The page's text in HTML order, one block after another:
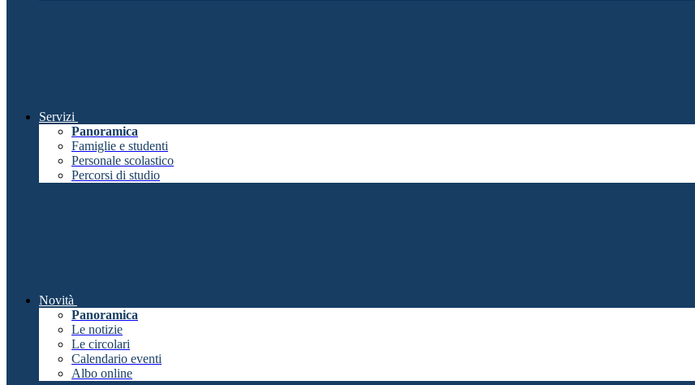
Servizi
Panoramica
Famiglie e studenti
Personale scolastico
Percorsi di studio
Novità
Panoramica
Le notizie
Le circolari
Calendario eventi
Albo online